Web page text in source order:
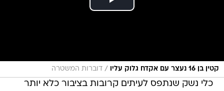
קטין בן 16 נעצר עם אקדח גלוק עליו / דוברות המשטרה
כלי נשק שנתפס לעיתים קרובות בציבור כלא יותר